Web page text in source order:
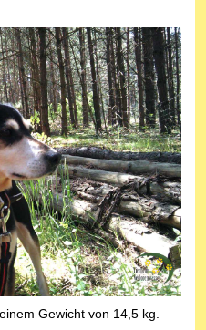
Gewicht von 14,5 kg.